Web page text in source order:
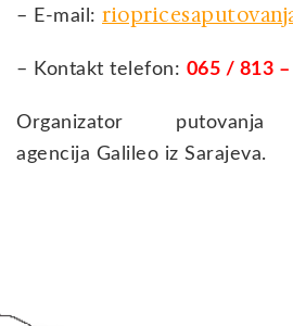
– E-mail:
– Kontakt telefon: 065 / 813 –
Organizator
agencija Galileo iz Sarajeva.